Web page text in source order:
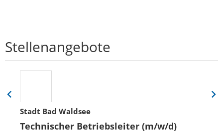
Stellenangebote
Stadt Bad Waldsee
Technischer Betriebsleiter (m/w/d)
Folie
zurück
Eine